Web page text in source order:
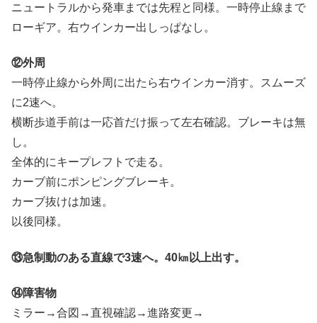
ニュートラルから発車までは先程と同様。一時停止線まで
ローギア。右ウインカー出しっぱなし。
⑫外周
一時停止線から外周に出たら右ウインカー消す。スムーズ
に2速へ。
横断歩道手前は一応首だけ振って左右確認。ブレーキは無
し。
全体的にキープレフトで走る。
カーブ前にポンピングブレーキ。
カーブ抜けは加速。
以後同様。
⑬急制動のある直線で3速へ。40㎞以上出す。
⑭障害物
ミラー→合図→直視確認→進路変更→